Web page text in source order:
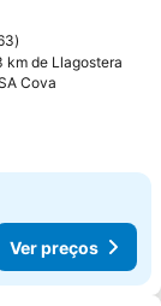
km de Llagostera
Cova
Ver preços